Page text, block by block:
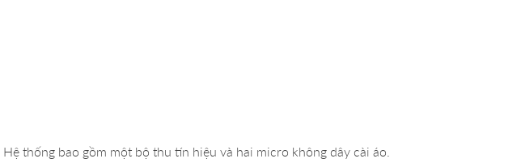
thống bao gồm một bộ thu tín hiệu và hai micro không dây cài áo.